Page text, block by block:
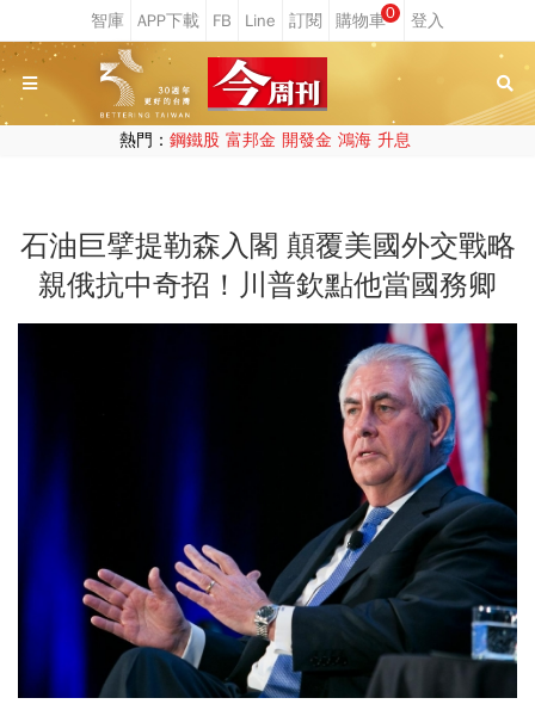
0
熱門： 鋼鐵股 富邦金 開發金 鴻海 升息
石油巨擘提勒森入閣 顛覆美國外交戰略
親俄抗中奇招！川普欽點他當國務卿